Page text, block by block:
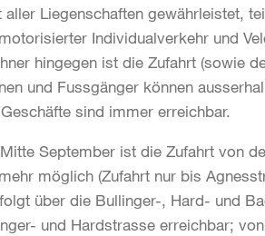
Liegenschaften gewährleistet,
Individualverkehr und
hingegen ist die Zufahrt (sowie
und Fussgänger können
sind immer erreichbar.
September ist die Zufahrt von
möglich (Zufahrt nur bis
über die Bullinger-, Hard- und
und Hardstrasse erreichbar;